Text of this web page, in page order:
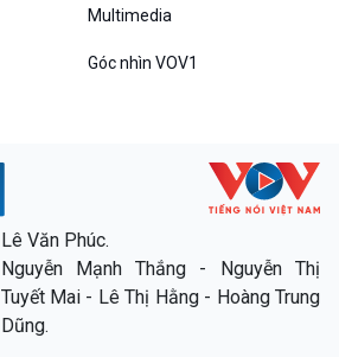
Multimedia
Góc nhìn VOV1
Lê Văn Phúc.
Nguyễn Mạnh Thắng - Nguyễn Thị
Tuyết Mai - Lê Thị Hằng - Hoàng Trung
Dũng.